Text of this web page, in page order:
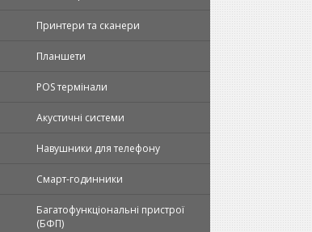
Принтери та сканери
Планшети
POS термінали
Акустичні системи
Навушники для телефону
Смарт-годинники
Багатофункціональні пристрої
(БФП)